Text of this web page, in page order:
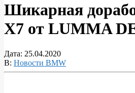
Шикарная
X7 от LUMMA
Дата: 25.04.2020
В: Новости BMW